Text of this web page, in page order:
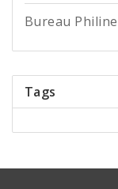
Bureau
Tags